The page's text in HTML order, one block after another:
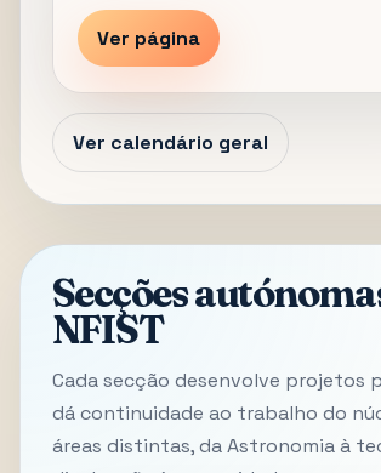
Ver página
Ver calendário geral
Secções
NFIST
Cada secção desenvolve projetos
dá continuidade ao trabalho do
áreas distintas, da Astronomia à